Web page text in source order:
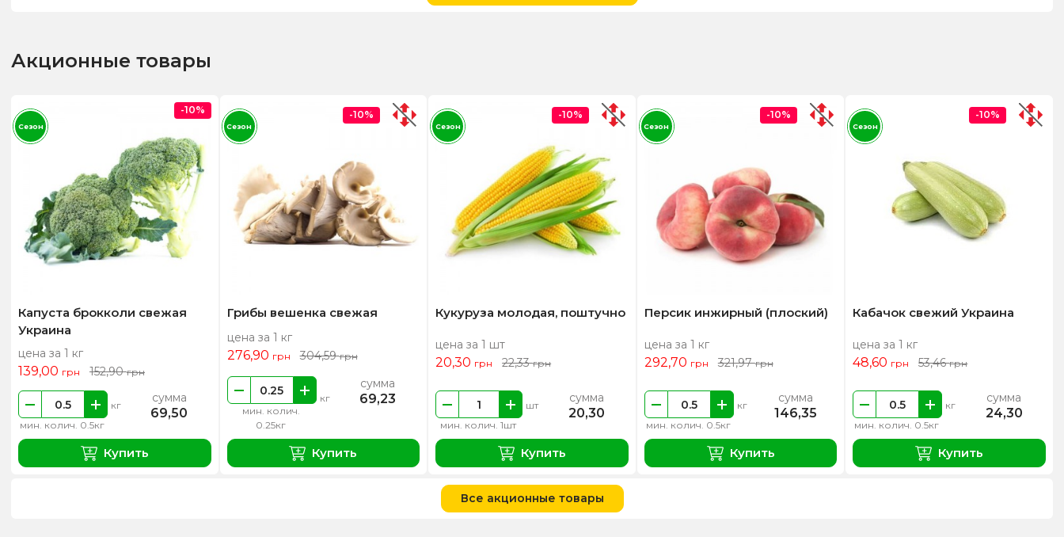
Акционные товары
Капуста брокколи свежая
Украина
цена за 1 кг
139,00 грн 152,90грн
мин. колич. 0.5кг
кг сумма
69,50
Купить
-10%
Сезон
Грибы вешенка свежая
цена за 1 кг
276,90 грн 304,59грн
мин. колич.
0.25кг
кг
сумма
69,23
Купить
-10%
Сезон
Кукуруза молодая, поштучно
цена за 1 шт
20,30 грн 22,33грн
мин. колич. 1шт
шт сумма
20,30
Купить
-10%
Сезон
Персик инжирный (плоский)
цена за 1 кг
292,70 грн 321,97грн
мин. колич. 0.5кг
кг сумма
146,35
Купить
-10%
Сезон
Кабачок свежий Украина
цена за 1 кг
48,60 грн 53,46грн
мин. колич. 0.5кг
кг сумма
24,30
Купить
-10%
Сезон
Все акционные товары